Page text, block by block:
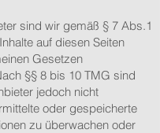
sind wir gemäß § 7 Abs.1
auf diesen Seiten
Gesetzen
§§ 8 bis 10 TMG sind
jedoch nicht
oder gespeicherte
zu überwachen oder